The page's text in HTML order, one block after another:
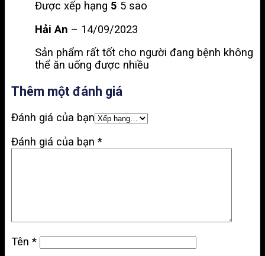
Được xếp hạng 5 5 sao
Hải An – 14/09/2023
Sản phẩm rất tốt cho người đang bệnh không
thể ăn uống được nhiều
Thêm một đánh giá
Đánh giá của bạn
Đánh giá của bạn *
Tên *